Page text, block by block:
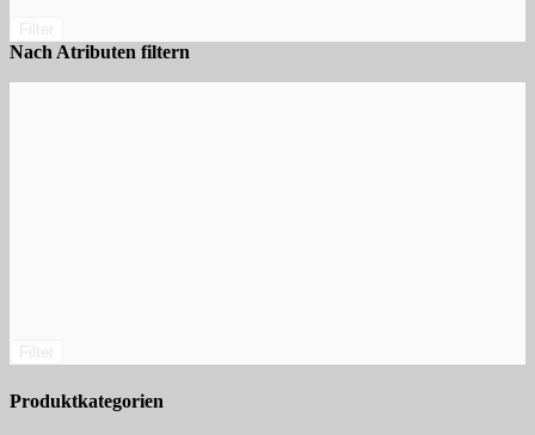
Nach Atributen filtern
Produktkategorien